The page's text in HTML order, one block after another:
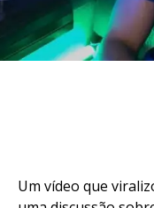
Um vídeo que